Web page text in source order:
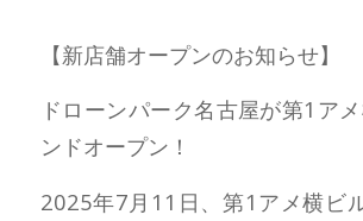
【新店舗オープンのお知らせ】
ドローンパーク名古屋が第1ア
ンドオープン！
2025年7月11日、第1アメ横ビ